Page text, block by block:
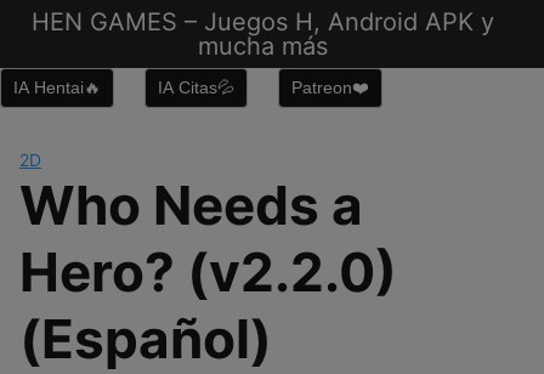
Saltar
contenido
HEN GAMES – Juegos H, Android APK y
mucha más
IA Hentai🔥 IA Citas💦 Patreon❤️
2D
Who Needs a
Hero? (v2.2.0)
(Español)